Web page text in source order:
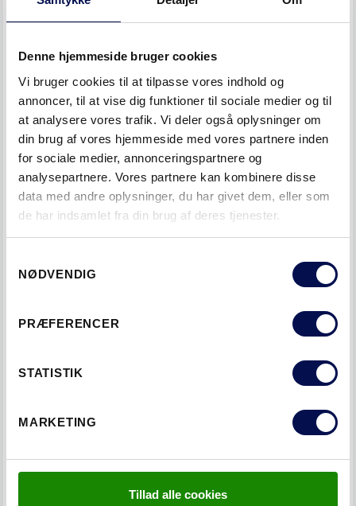
Denne hjemmeside bruger cookies
Vi bruger cookies til at tilpasse vores indhold og
annoncer, til at vise dig funktioner til sociale medier og til
at analysere vores trafik. Vi deler også oplysninger om
din brug af vores hjemmeside med vores partnere inden
for sociale medier, annonceringspartnere og
analysepartnere. Vores partnere kan kombinere disse
data med andre oplysninger, du har givet dem, eller som
de har indsamlet fra din brug af deres tjenester.
NØDVENDIG
PRÆFERENCER
STATISTIK
MARKETING
Tillad alle cookies
FIND FORHANDLER
SE INSPIRERENDE BROCHURE
DØRE I TRÆ - NATUREN FLYTTER